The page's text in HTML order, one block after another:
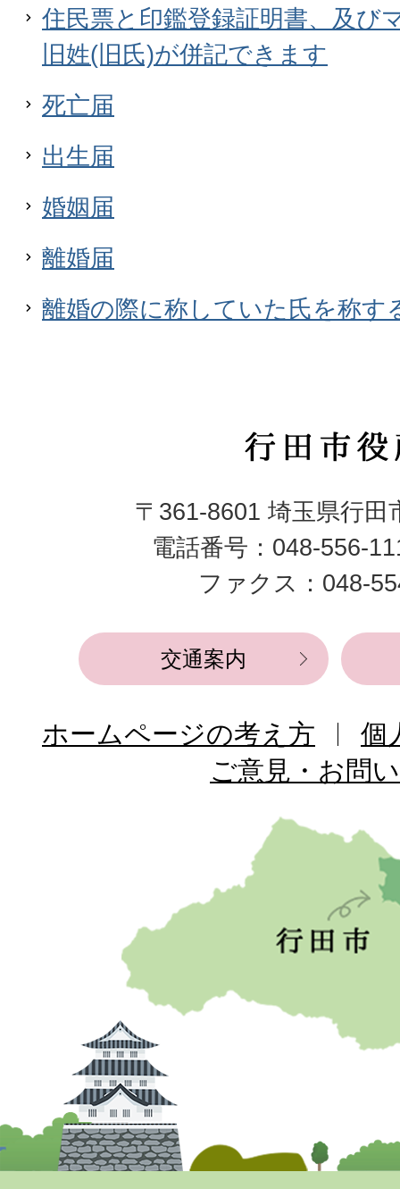
住民票と印鑑登録証明書、及び
旧姓(旧氏)が併記できます
死亡届
出生届
婚姻届
離婚届
離婚の際に称していた氏を称す
行
市
役
所
〒361-8601 埼玉県行田
電話番号：048-556-
ファクス：048-
交通案内
ホームページの考え方
個
ご意見・お問